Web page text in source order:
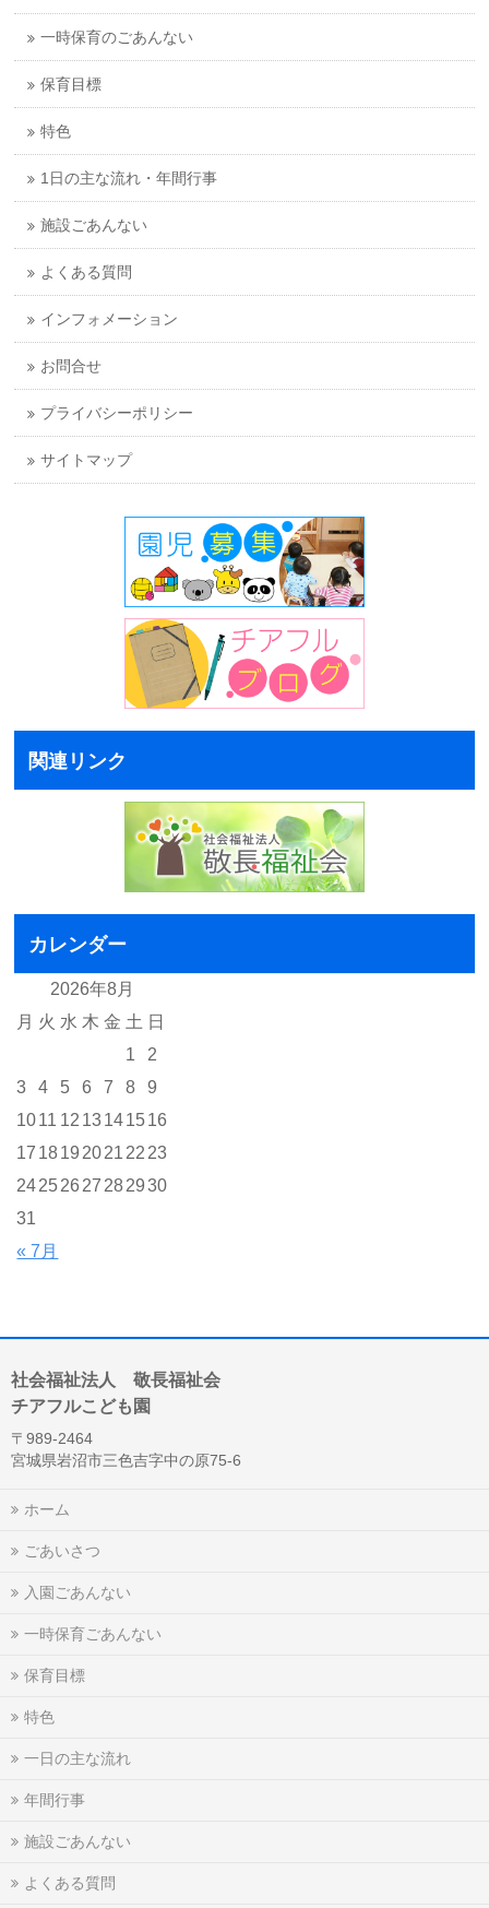
一時保育のごあんない
保育目標
特色
1日の主な流れ・年間行事
施設ごあんない
よくある質問
インフォメーション
お問合せ
プライバシーポリシー
サイトマップ
関連リンク
カレンダー
2026年8月
月 火 水 木 金 土 日
« 7月
1
2
3
4 5 6 7 8
9
1011 12 13141516
17 1819 2021 22 23
242526 27 2829 30
31
社会福祉法人 敬長福祉会
チアフルこども園
〒989-2464
宮城県岩沼市三色吉字中の原75-6
ホーム
ごあいさつ
入園ごあんない
一時保育ごあんない
保育目標
特色
一日の主な流れ
年間行事
施設ごあんない
よくある質問